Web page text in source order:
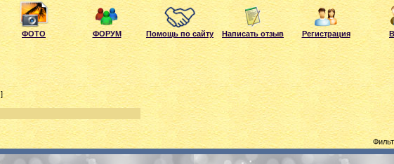
ФОТО ФОРУМ Помощь по сайту Написать отзыв Регистрация
]